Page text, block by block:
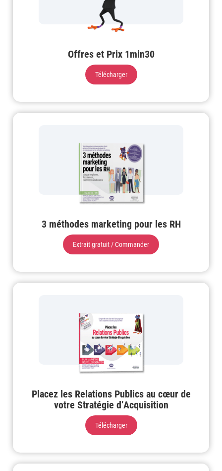
Offres et Prix 1min30
Télécharger
3 méthodes marketing pour les RH
Extrait gratuit / Commander
Placez les Relations Publics au cœur de
votre Stratégie d’Acquisition
Télécharger